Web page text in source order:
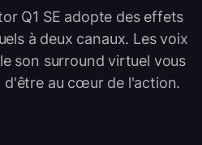
Q1 SE adopte des effets
à deux canaux. Les voix
son surround virtuel vous
d'être au cœur de l'action.